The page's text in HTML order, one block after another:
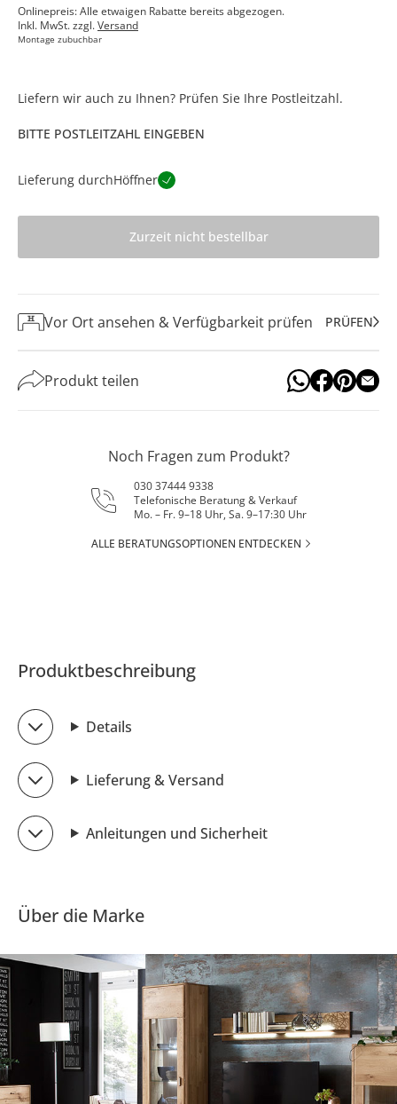
Onlinepreis: Alle etwaigen Rabatte bereits abgezogen.
Inkl. MwSt. zzgl.Versand
Montage zubuchbar
Liefern wir auch zu Ihnen? Prüfen Sie Ihre Postleitzahl.
BITTE POSTLEITZAHL EINGEBEN
Lieferung durchHöffner
Zurzeit nicht bestellbar
Vor Ort ansehen & Verfügbarkeit prüfen PRÜFEN
Produkt teilen
Noch Fragen zum Produkt?
030 37444 9338
Telefonische Beratung & Verkauf
Mo. – Fr. 9–18 Uhr, Sa. 9–17:30 Uhr
ALLE BERATUNGSOPTIONEN ENTDECKEN
Produktbeschreibung
Details
Lieferung & Versand
Anleitungen und Sicherheit
Über die Marke